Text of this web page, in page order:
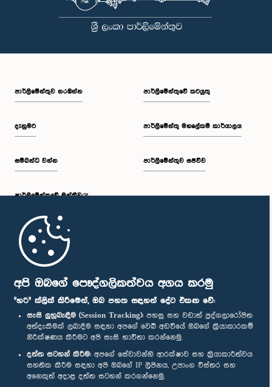
අපි ඔබගේ පෞද්ගලිකත්වය අගය කරමු
"හරි" ක්ලික් කිරීමෙන්, ඔබ පහත සඳහන් දේට එකඟ වේ:
සැසි ලුහුබැඳීම (Session Tracking): පහසු සහ වඩාත් පුද්ගලාරෝපිත
අත්දැකීමක් ලබාදීම සඳහා අපගේ වෙබ් අඩවියේ ඔබගේ ක්‍රියාකාරකම්
නිරීක්ෂණය කිරීමට අපි සැසි භාවිතා කරන්නෙමු.
දත්ත සටහන් කිරීම: අපගේ සේවාවන්හි ආරක්ෂාව සහ ක්‍රියාකාරීත්වය
සහතික කිරීම සඳහා අපි ඔබගේ IP ලිපිනය, උපාංග විස්තර සහ
අනෙකුත් අදාළ දත්ත සටහන් කරගන්නෙමු.
පාර්ලි‌මේන්තුව නරඹන්න
දැනුමට
සම්බන්ධ වන්න
පාර්ලි‌මේන්තුවේ මන්ත්‍රීවරු
මුල් පිටුව
පාර්ලිමේන්තුවේ කටයුතු
පාර්ලිමේන්තු මහලේකම් කාර්යාලය
පාර්ලිමේන්තුව සජීවීව
පාර්ලිමේන්තු ජංගම යෙදුම
අප හා සම්බන්ධ වී සිටින්න :